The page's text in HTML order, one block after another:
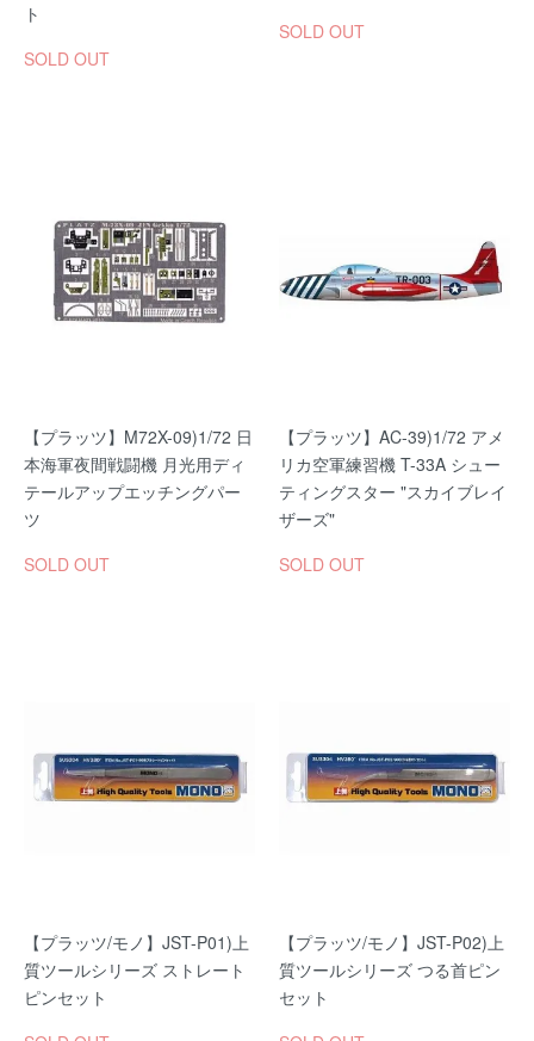
ト
SOLD OUT
SOLD OUT
【プラッツ】M72X-09)1/72 日
本海軍夜間戦闘機 月光用ディ
テールアップエッチングパー
ツ
SOLD OUT
【プラッツ】AC-39)1/72 アメ
リカ空軍練習機 T-33A シュー
ティングスター "スカイブレイ
ザーズ"
SOLD OUT
【プラッツ/モノ】JST-P01)上
質ツールシリーズ ストレート
ピンセット
【プラッツ/モノ】JST-P02)上
質ツールシリーズ つる首ピン
セット